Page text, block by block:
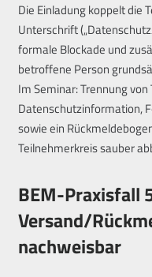
Die Einladung koppelt die
Unterschrift
formale Blockade und
betroffene Person
Im Seminar: Trennung
Datenschutzinformation,
sowie ein
Teilnehmerkreis sauber
BEM-Praxisfall
Versand/
nachweisbar